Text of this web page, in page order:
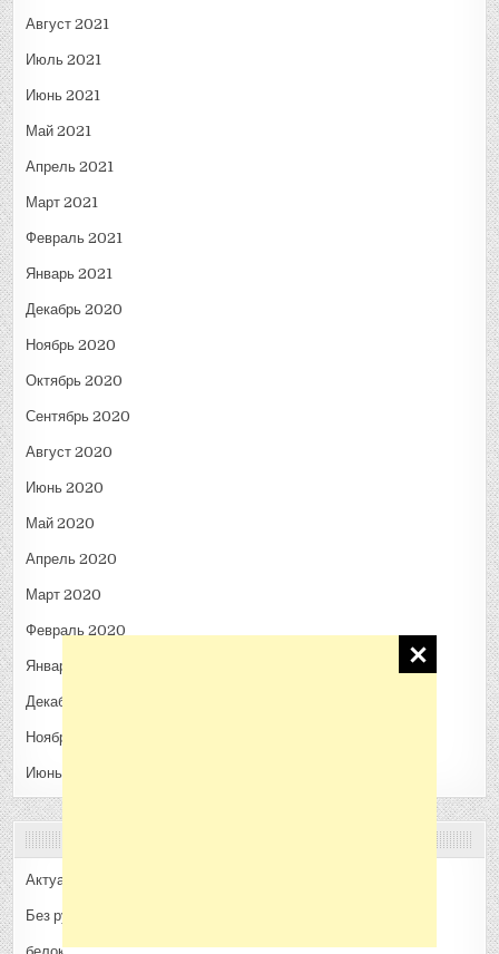
Август 2021
Июль 2021
Июнь 2021
Май 2021
Апрель 2021
Март 2021
Февраль 2021
Январь 2021
Декабрь 2020
Ноябрь 2020
Октябрь 2020
Сентябрь 2020
Август 2020
Июнь 2020
Май 2020
Апрель 2020
Март 2020
Февраль 2020
Январь 2020
Декабрь 2019
Ноябрь 2019
Июнь 2018
Актуальное
Без рубрики